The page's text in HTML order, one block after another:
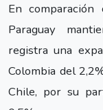
En comparación
Paraguay
registra una
Colombia del
Chile, por su